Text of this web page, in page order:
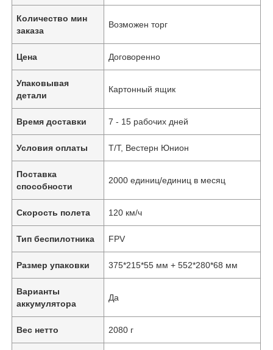
Количество мин
заказа
Возможен торг
Цена Договоренно
Упаковывая
детали
Картонный ящик
Время доставки 7 - 15 рабочих дней
Условия оплаты Т/Т, Вестерн Юнион
Поставка
способности
2000 единиц/единиц в месяц
Скорость полета 120 км/ч
Тип беспилотника FPV
Размер упаковки 375*215*55 мм + 552*280*68 мм
Варианты
аккумулятора
Да
Вес нетто 2080 г